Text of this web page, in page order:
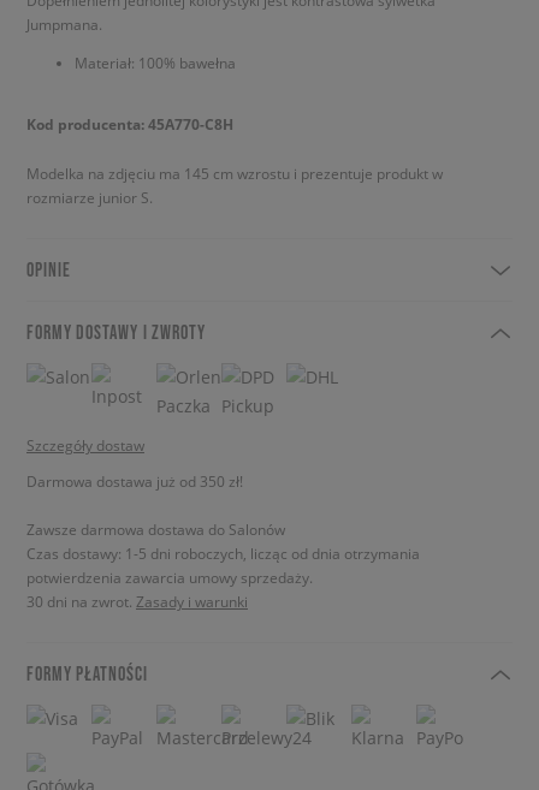
Jumpmana.
Materiał: 100% bawełna
Kod producenta: 45A770-C8H
Modelka na zdjęciu ma 145 cm wzrostu i prezentuje produkt w
rozmiarze junior S.
OPINIE
FORMY DOSTAWY I ZWROTY
Szczegóły dostaw
Darmowa dostawa już od 350 zł!
Zawsze darmowa dostawa do Salonów
Czas dostawy: 1-5 dni roboczych, licząc od dnia otrzymania
potwierdzenia zawarcia umowy sprzedaży.
30 dni na zwrot. Zasady i warunki
FORMY PŁATNOŚCI